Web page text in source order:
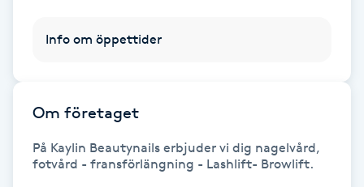
Gellack
Gellack med förstärkning
Gravidyoga
Info om öppettider
Om företaget
På Kaylin Beautynails erbjuder vi dig nagelvård,
fotvård - fransförlängning - Lashlift- Browlift.